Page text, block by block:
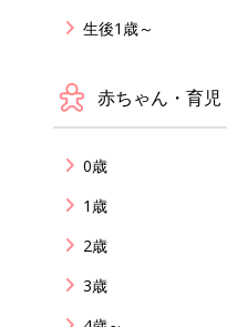
生後1歳～
赤ちゃん・育児
0歳
1歳
2歳
3歳